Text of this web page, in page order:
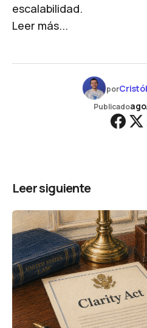
escalabilidad.
Leer más...
por
Publicado
Leer siguiente